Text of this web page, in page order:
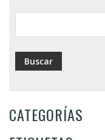
ayuda
a
la
CATEGORÍAS